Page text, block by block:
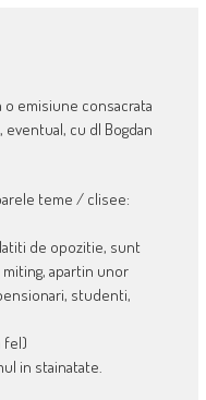
o emisiune consacrata
cu dl Bogdan
teme / clisee:
de opozitie, sunt
apartin unor
studenti,
fel)
in stainatate.